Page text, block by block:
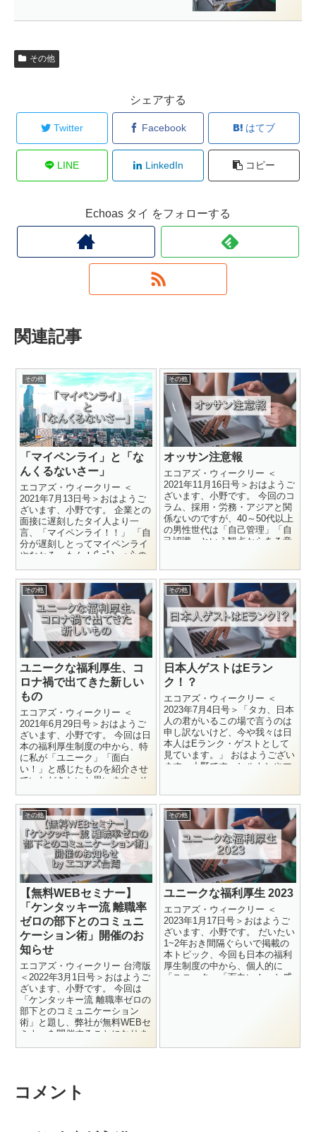
その他
シェアする
Twitter Facebook はてブ
LINE LinkedIn コピー
Echoas タイ をフォローする
関連記事
その他
「マイペンライ」と「な
んくるないさー」
エコアズ・ウィークリー ＜
2021年7月13日号＞おはようご
ざいます、小野です。 企業との
面接に遅刻したタイ人より一
言、「マイペンライ！！」 「自
分が遅刻しとってマイペンライ
やなかろーもん！(ﾟдﾟ)」↑心の
その他
オッサン注意報
エコアズ・ウィークリー ＜
2021年11月16日号＞おはようご
ざいます、小野です。 今回のコ
ラム、採用・労務・アジアと関
係ないのですが、40～50代以上
の男性世代は「自己管理」「自
己認識」という観点からある意
その他
ユニークな福利厚生、コ
ロナ禍で出てきた新しい
もの
エコアズ・ウィークリー ＜
2021年6月29日号＞おはようご
ざいます、小野です。 今回は日
本の福利厚生制度の中から、特
に私が「ユニーク」「面白
い！」と感じたものを紹介させ
ていただきたいと思います。そ
福利厚...
その他
日本人ゲストはEラン
ク！？
エコアズ・ウィークリー ＜
2023年7月4日号＞「タカ、日本
人の君がいるこの場で言うのは
申し訳ないけど、今や我々は日
本人はEランク・ゲストとして
見ています。」 おはようござい
ます、小野です。ヒルトンやマ
その他
【無料WEBセミナー】
「ケンタッキー流 離職率
ゼロの部下とのコミュニ
ケーション術」開催のお
知らせ
エコアズ・ウィークリー 台湾版
＜2022年3月1日号＞おはようご
ざいます、小野です。 今回は
「ケンタッキー流 離職率ゼロの
部下とのコミュニケーション
術」と題し、弊社が無料WEBセ
ミナーを開催することになりま
その他
ユニークな福利厚生 2023
エコアズ・ウィークリー ＜
2023年1月17日号＞おはようご
ざいます、小野です。 だいたい
1~2年おき間隔ぐらいで掲載の
本トピック、今回も日本の福利
厚生制度の中から、個人的に
「ユニーク」「面白い！」と感
コメント